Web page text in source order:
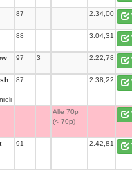
87 2.34,00
88 3.04,31
97 3 2.22,78
87 2.38,22
Alle 70p
(< 70p)
91 2.42,81